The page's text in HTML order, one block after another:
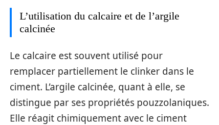
L’utilisation du calcaire et de l’argile
calcinée
Le calcaire est souvent utilisé pour
remplacer partiellement le clinker dans le
ciment. L’argile calcinée, quant à elle, se
distingue par ses propriétés pouzzolaniques.
Elle réagit chimiquement avec le ciment